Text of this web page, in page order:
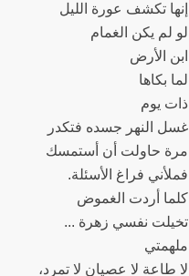
إنها تكشف عورة الليل
لو لم يكن الغمام
ابن الأرض
لما بكاها
ذات يوم
غسل النهر جسده فتكدر
مرة حاولت أن أستمسك
فملأني فراغ الأسئلة.
كلما أردت الغموض
تخيلت نفسي زهرة ...
ملهمتي
لا طاعة لا عصيان لا تمرد،